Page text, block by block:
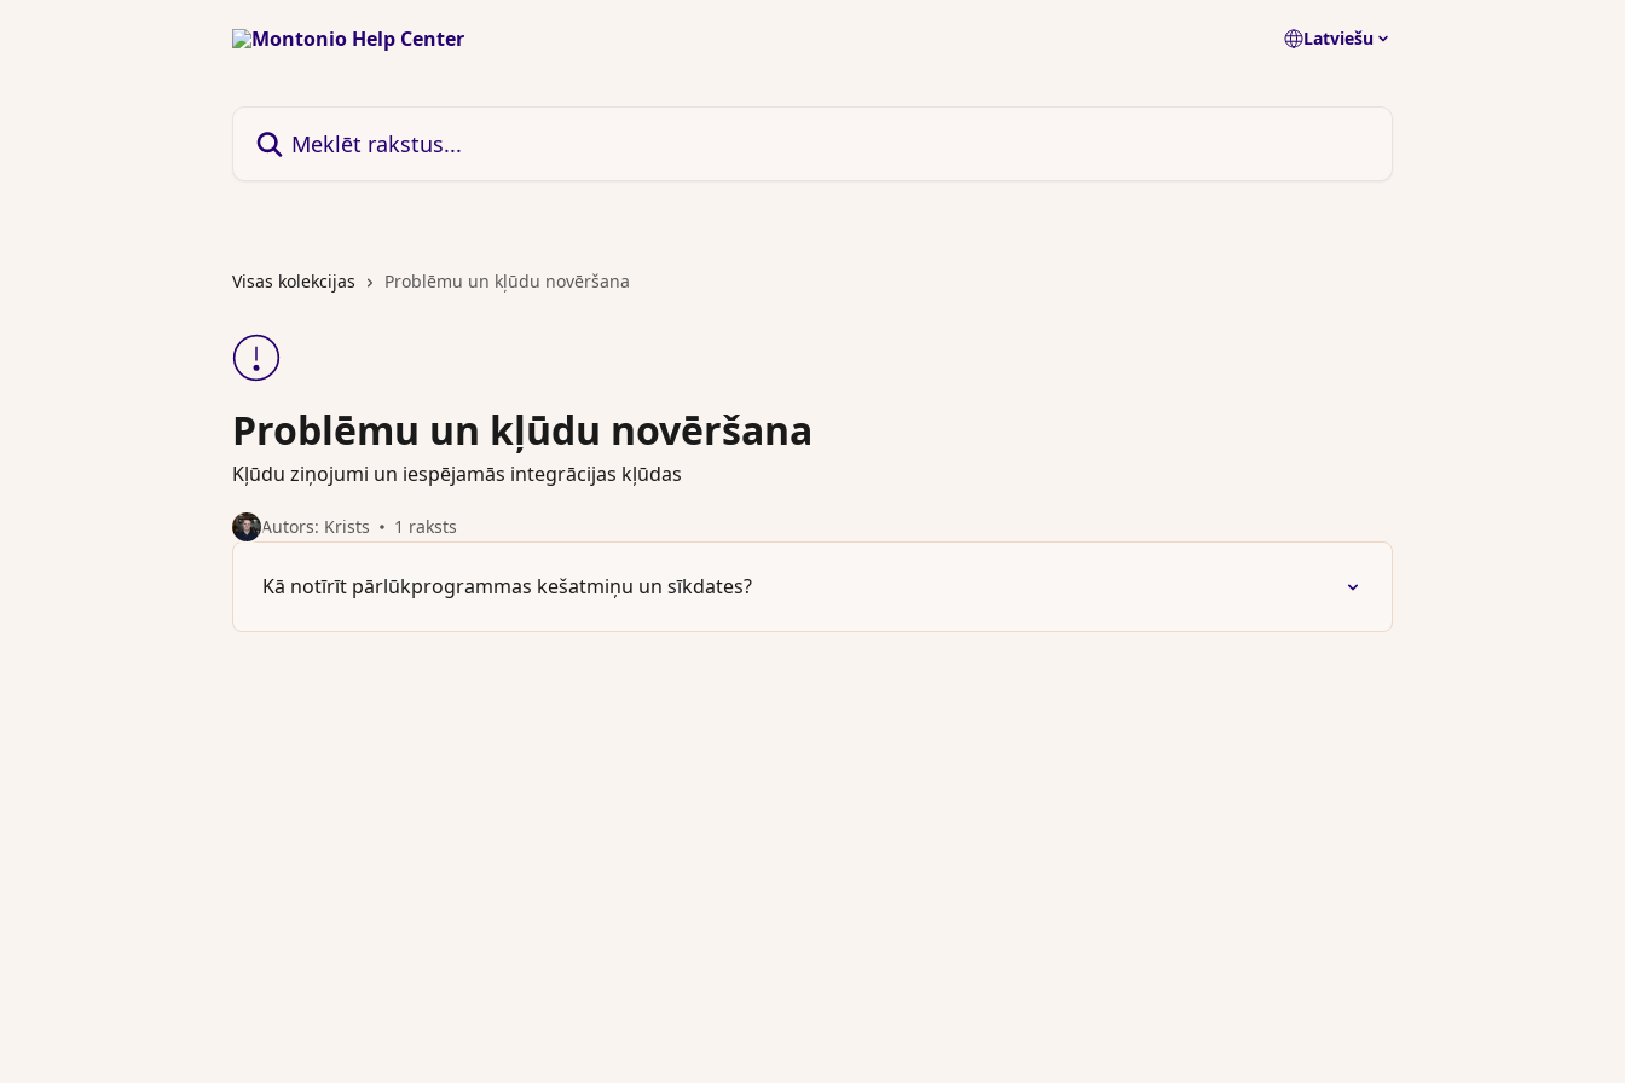
Latviešu
Visas kolekcijas Problēmu un kļūdu novēršana
Problēmu un kļūdu novēršana
Kļūdu ziņojumi un iespējamās integrācijas kļūdas
Autors: Krists 1 raksts
Kā notīrīt pārlūkprogrammas kešatmiņu un sīkdates?